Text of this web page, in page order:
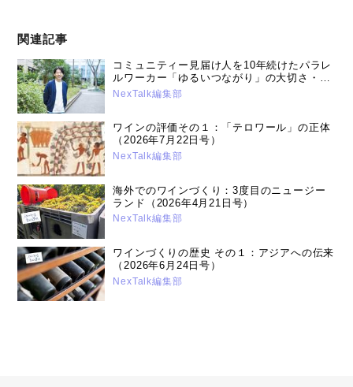
関連記事
コミュニティー見届け人を10年続けたパラレ
ルワーカー「ゆるいつながり」の大切さ・高
嶋 大介さん（2026年4月21日号）
NexTalk編集部
ワインの評価その１：「テロワール」の正体
（2026年7月22日号）
NexTalk編集部
海外でのワインづくり：3度目のニュージー
ランド（2026年4月21日号）
NexTalk編集部
ワインづくりの歴史 その１：アジアへの伝来
（2026年6月24日号）
NexTalk編集部